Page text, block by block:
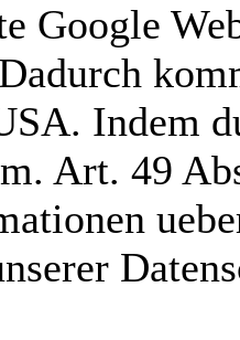
Google
Indem
Art. 49